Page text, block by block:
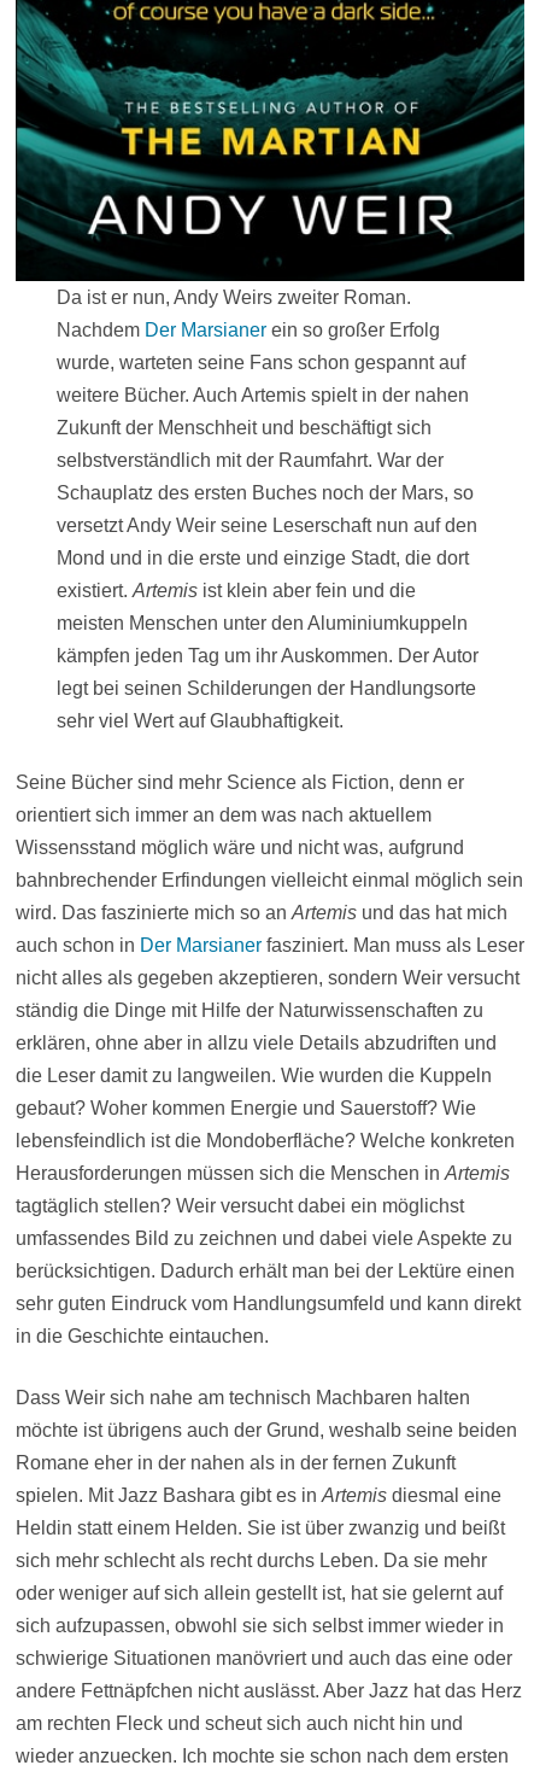
Da ist er nun, Andy Weirs zweiter Roman.
Nachdem Der Marsianerein so großer Erfolg
wurde, warteten seine Fans schon gespannt auf
weitere Bücher. Auch Artemis spielt in der nahen
Zukunft der Menschheit und beschäftigt sich
selbstverständlich mit der Raumfahrt. War der
Schauplatz des ersten Buches noch der Mars, so
versetzt Andy Weir seine Leserschaft nun auf den
Mond und in die erste und einzige Stadt, die dort
existiert. Artemisist klein aber fein und die
meisten Menschen unter den Aluminiumkuppeln
kämpfen jeden Tag um ihr Auskommen. Der Autor
legt bei seinen Schilderungen der Handlungsorte
sehr viel Wert auf Glaubhaftigkeit.
Seine Bücher sind mehr Science als Fiction, denn er
orientiert sich immer an dem was nach aktuellem
Wissensstand möglich wäre und nicht was, aufgrund
bahnbrechender Erfindungen vielleicht einmal möglich sein
wird. Das faszinierte mich so an Artemisund das hat mich
auch schon in Der Marsianerfasziniert. Man muss als Leser
nicht alles als gegeben akzeptieren, sondern Weir versucht
ständig die Dinge mit Hilfe der Naturwissenschaften zu
erklären, ohne aber in allzu viele Details abzudriften und
die Leser damit zu langweilen. Wie wurden die Kuppeln
gebaut? Woher kommen Energie und Sauerstoff? Wie
lebensfeindlich ist die Mondoberfläche? Welche konkreten
Herausforderungen müssen sich die Menschen in Artemis
tagtäglich stellen? Weir versucht dabei ein möglichst
umfassendes Bild zu zeichnen und dabei viele Aspekte zu
berücksichtigen. Dadurch erhält man bei der Lektüre einen
sehr guten Eindruck vom Handlungsumfeld und kann direkt
in die Geschichte eintauchen.
Dass Weir sich nahe am technisch Machbaren halten
möchte ist übrigens auch der Grund, weshalb seine beiden
Romane eher in der nahen als in der fernen Zukunft
spielen. Mit Jazz Bashara gibt es in Artemisdiesmal eine
Heldin statt einem Helden. Sie ist über zwanzig und beißt
sich mehr schlecht als recht durchs Leben. Da sie mehr
oder weniger auf sich allein gestellt ist, hat sie gelernt auf
sich aufzupassen, obwohl sie sich selbst immer wieder in
schwierige Situationen manövriert und auch das eine oder
andere Fettnäpfchen nicht auslässt. Aber Jazz hat das Herz
am rechten Fleck und scheut sich auch nicht hin und
wieder anzuecken. Ich mochte sie schon nach dem ersten